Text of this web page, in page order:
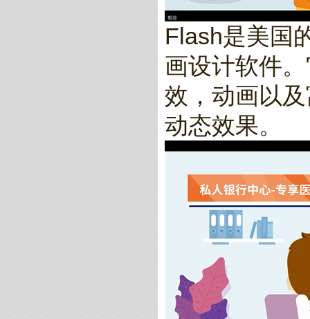
Flash是美国
画设计软件
效，动画以
动态效果。